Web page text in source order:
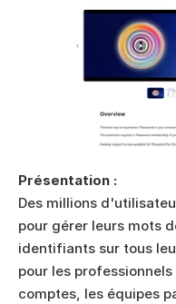
Présentation :
Des millions
pour gérer leurs mots
identifiants sur tous
pour les
comptes, les équipes